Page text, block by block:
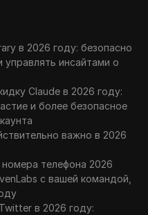
в 2026 году: безопасно
управлять инсайтами о
Claude в 2026 году:
и более безопасное
важно в 2026
номера телефона 2026
с вашей командой,
в 2026 году: